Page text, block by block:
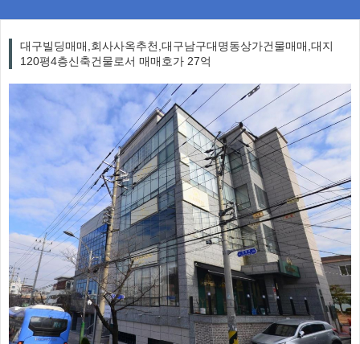
대구빌딩매매,회사사옥추천,대구남구대명동상가건물매매,대지
120평4층신축건물로서 매매호가 27억